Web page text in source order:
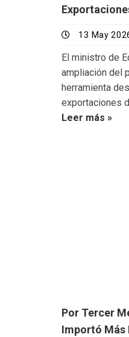
13 May
El ministro de
ampliación del
herramienta
exportaciones
Leer más »
Por Tercer
Importó Más